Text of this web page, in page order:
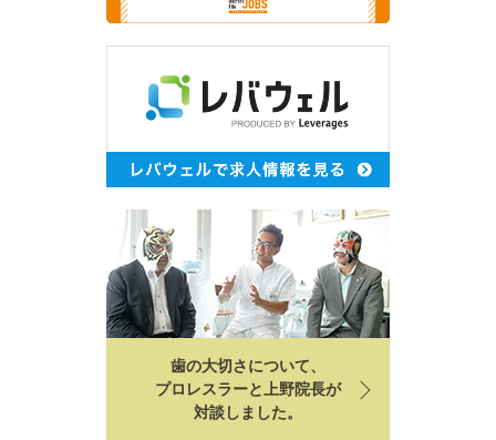
歯の大切さについて、
プロレスラーと上野院長が
対談しました。